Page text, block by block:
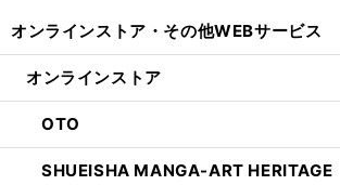
オンラインストア・ その他WEBサービス
オンラインストア
OTO
SHUEISHA MANGA-ART HERITAGE